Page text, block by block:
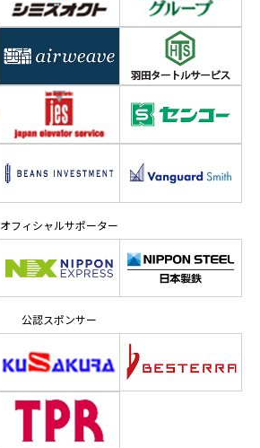
オフィシャルサポーター
公認スポンサー